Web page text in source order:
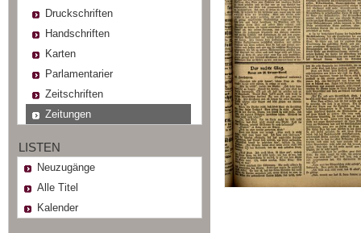
Druckschriften
Handschriften
Karten
Parlamentarier
Zeitschriften
Zeitungen
LISTEN
Neuzugänge
Alle Titel
Kalender